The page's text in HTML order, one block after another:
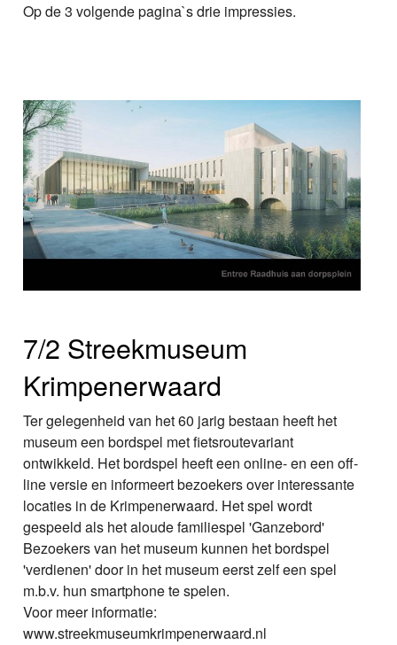
Op de 3 volgende pagina`s drie impressies.
7/2 Streekmuseum
Krimpenerwaard
Ter gelegenheid van het 60 jarig bestaan heeft het
museum een bordspel met fietsroutevariant
ontwikkeld. Het bordspel heeft een online- en een off-
line versie en informeert bezoekers over interessante
locaties in de Krimpenerwaard. Het spel wordt
gespeeld als het aloude familiespel 'Ganzebord'
Bezoekers van het museum kunnen het bordspel
'verdienen' door in het museum eerst zelf een spel
m.b.v. hun smartphone te spelen.
Voor meer informatie:
www.streekmuseumkrimpenerwaard.nl